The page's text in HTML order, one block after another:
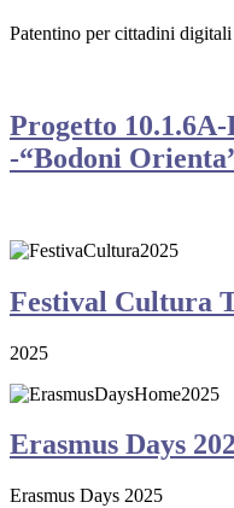
Patentino per cittadini digitali
Progetto
-“Bodoni
Festival Cultura
2025
Erasmus Days
Erasmus Days 2025